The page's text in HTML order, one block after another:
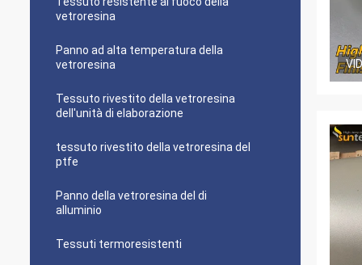
vetroresina
Panno ad alta temperatura della
vetroresina
Tessuto rivestito della vetroresina
dell'unità di elaborazione
tessuto rivestito della vetroresina del
ptfe
Panno della vetroresina del di
alluminio
Tessuti termoresistenti